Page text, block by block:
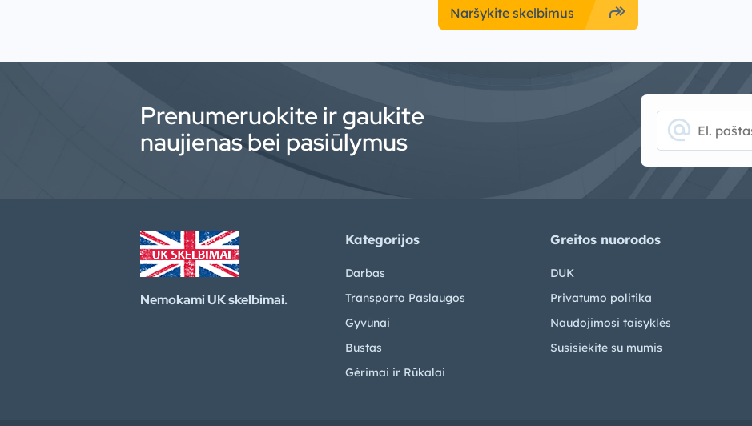
Naršykite skelbimus forward
Prenumeruokite ir gaukite
naujienas bei pasiūlymus
alternate_email
Nemokami UK skelbimai.
Kategorijos
Darbas
Transporto Paslaugos
Gyvūnai
Būstas
Gėrimai ir Rūkalai
Greitos nuorodos
DUK
Privatumo politika
Naudojimosi taisyklės
Susisiekite su mumis